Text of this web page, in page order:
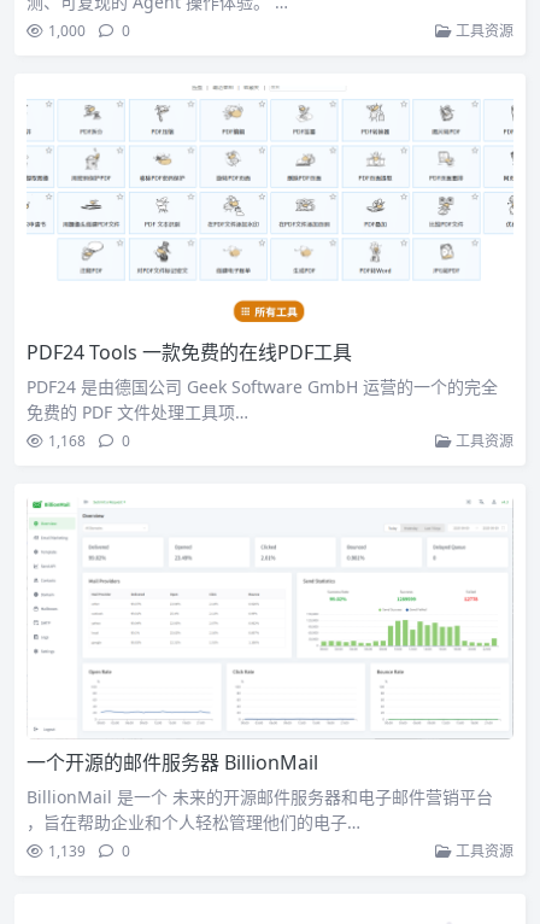
1,000 0 工具资源
PDF24 Tools 一款免费的在线PDF工具
PDF24 是由德国公司 Geek Software GmbH 运营的一个的完全
免费的 PDF 文件处理工具项…
1,168 0 工具资源
一个开源的邮件服务器 BillionMail
BillionMail 是一个 未来的开源邮件服务器和电子邮件营销平台
，旨在帮助企业和个人轻松管理他们的电子…
1,139 0 工具资源